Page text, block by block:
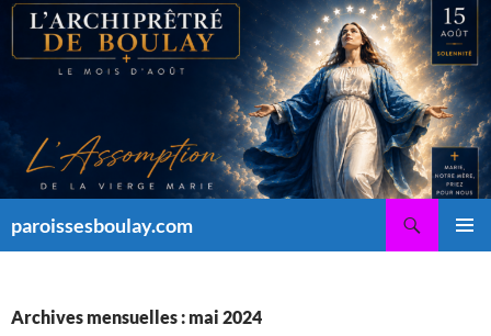
Aller
contenu
paroissesboulay.com
Archives mensuelles : mai 2024